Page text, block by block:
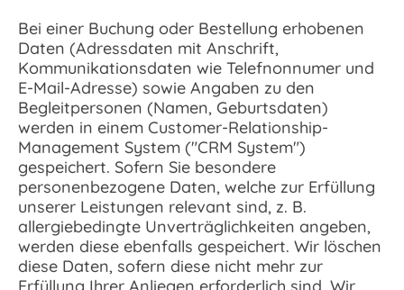
Bei einer Buchung oder Bestellung erhobenen
Daten (Adressdaten mit Anschrift,
Kommunikationsdaten wie Telefnonnumer und
E-Mail-Adresse) sowie Angaben zu den
Begleitpersonen (Namen, Geburtsdaten)
werden in einem Customer-Relationship-
Management System ("CRM System")
gespeichert. Sofern Sie besondere
personenbezogene Daten, welche zur Erfüllung
unserer Leistungen relevant sind, z. B.
allergiebedingte Unverträglichkeiten angeben,
werden diese ebenfalls gespeichert. Wir löschen
diese Daten, sofern diese nicht mehr zur
Erfüllung Ihrer Anliegen erforderlich sind. Wir